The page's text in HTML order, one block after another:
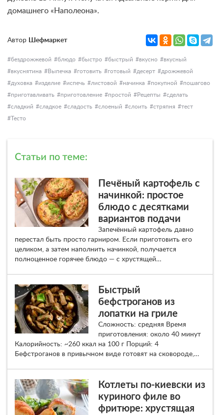
домашнего «Наполеона».
Автор Шефмаркет
бездрожжевой блюдо быстро быстрый вкусно
вкусный
вкуснятина
Выпечка готовить готовый десерт
дрожжевой
духовка
изделие испечь листовой начинка покупной
пошагово
приготавливать
приготовление простой Рецепты
сделать
сладкий
сладкое сладость слоеный слоить стряпня
тест
Тесто
Статьи по теме:
Печёный картофель с
начинкой: простое
блюдо с десятками
вариантов подачи
Запечённый картофель давно
перестал быть просто гарниром. Если приготовить его
целиком, а затем наполнить начинкой, получается
полноценное горячее блюдо — с хрустящей…
Быстрый
бефстроганов из
лопатки на гриле
Сложность: средняя Время
приготовления: около 40 минут
Калорийность: ~260 ккал на 100 г Порций: 4
Бефстроганов в привычном виде готовят на сковороде,…
Котлеты по-киевски из
куриного филе во
фритюре: хрустящая